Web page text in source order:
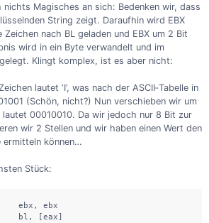
Magisches an sich: Bedenken wir, dass
String zeigt. Daraufhin wird EBX
nach BL geladen und EBX um 2 Bit
wird in ein Byte verwandelt und im
Klingt komplex, ist es aber nicht:
lautet ‘I’, was nach der ASCII‐Tabelle in
(Schön, nicht?) Nun verschieben wir um
00010010. Da wir jedoch nur 8 Bit zur
wir 2 Stellen und wir haben einen Wert den
ermitteln können…
Stück:
ebx, ebx
bl, [eax]